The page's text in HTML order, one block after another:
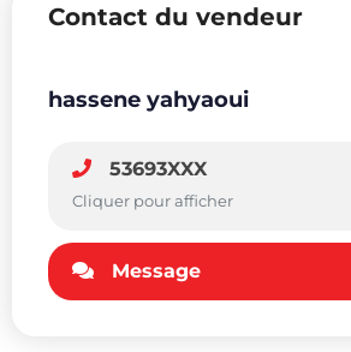
Contact du vendeur
hassene yahyaoui
53693XXX
Cliquer pour afficher
Message